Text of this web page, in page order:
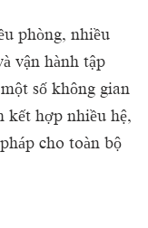
phòng, nhiều
vận hành tập
số không gian
kết hợp nhiều hệ,
cho toàn bộ